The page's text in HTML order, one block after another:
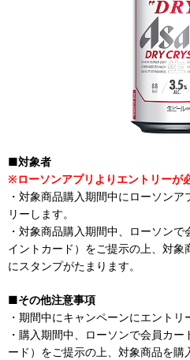
■対象者
※ローソンアプリよりエントリーが
・対象商品購入期間中にローソン
リーします。
・対象商品購入期間中、ローソン
イントカード）をご提示の上、対
にスタンプがたまります。
■その他注意事項
・期間中にキャンペーンにエントリ
・購入期間中、ローソンで会員カ
ード）をご提示の上、対象商品を